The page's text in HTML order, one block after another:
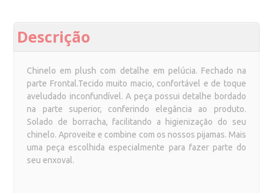
Descrição
Chinelo em plush com detalhe em pelúcia. Fechado na
parte Frontal.Tecido muito macio, confortável e de toque
aveludado inconfundível. A peça possui detalhe bordado
na parte superior, conferindo elegância ao produto.
Solado de borracha, facilitando a higienização do seu
chinelo. Aproveite e combine com os nossos pijamas. Mais
uma peça escolhida especialmente para fazer parte do
seu enxoval.